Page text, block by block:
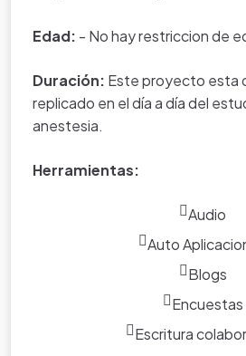
Edad: - No hay restriccion de
Duración: Este proyecto esta
replicado en el día a día del
anestesia.
Herramientas:
Audio
Auto
Blogs
Encuestas
Escritura